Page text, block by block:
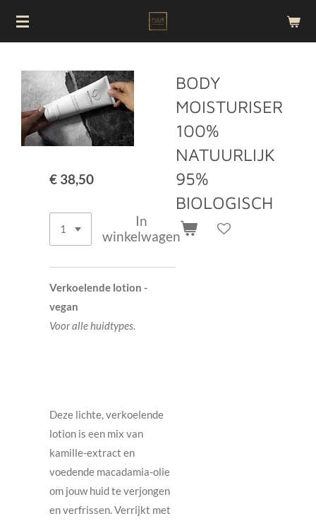
Ga
hoofdinhoud
BODY
MOISTURISER
100%
NATUURLIJK
95%
BIOLOGISCH
€ 38,50
In
winkelwagen
Verkoelende lotion -
vegan
Voor alle huidtypes.
Deze lichte, verkoelende
lotion is een mix van
kamille-extract en
voedende macadamia-olie
om jouw huid te verjongen
en verfrissen.Verrijkt met